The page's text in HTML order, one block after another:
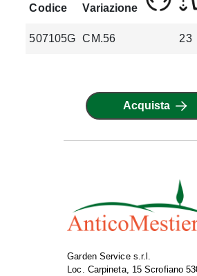
Codice Variazione
507105G CM.56 23
Acquista
Garden Service s.r.l.
Loc. Carpineta, 15 Scrofiano